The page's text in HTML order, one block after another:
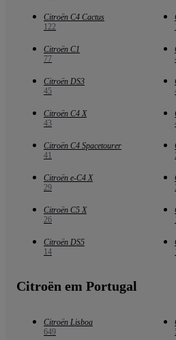
Citroën C4 Cactus
122
Citroën C1
77
Citroën DS3
45
Citroën C4 X
43
Citroën C4 Spacetourer
41
Citroën e-C4 X
29
Citroën C5 X
26
Citroën DS5
14
Citroën em Portugal
Citroën Lisboa
649